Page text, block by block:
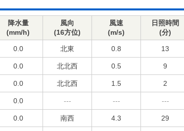
降水量
(mm/h)
風向
(16方位)
風速
(m/s)
日照時間
(分)
0.0 北東 0.8 13
0.0 北北西 0.5 9
0.0 北北西 1.5 2
0.0 --- --- ---
0.0 南西 4.3 29